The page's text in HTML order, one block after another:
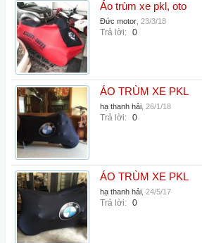
Áo trùm xe pkl, oto
Đức motor 23/3/18
Trả lời: 0
ÁO TRÙM XE PKL
hạ thanh hải 26/1/18
Trả lời: 0
ÁO TRÙM XE PKL
hạ thanh hải 24/5/17
Trả lời: 0